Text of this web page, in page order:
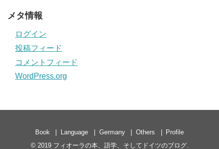
メタ情報
ログイン
投稿フィード
コメントフィード
WordPress.org
Book Language Germany Others
Profile
© 2019 フィオーラの本、語学、そしてドイツのブログ.